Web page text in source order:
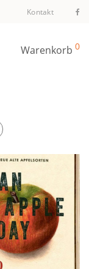
Kontakt
Warenkorb 0